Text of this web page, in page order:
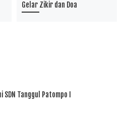
Gelar Zikir dan Doa
Tanggul Patompo I